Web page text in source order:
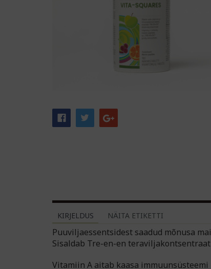
KIRJELDUS NÄITA ETIKETTI
Puuviljaessentsidest saadud mõnusa
Sisaldab Tre-en-en
Vitamiin A aitab kaasa